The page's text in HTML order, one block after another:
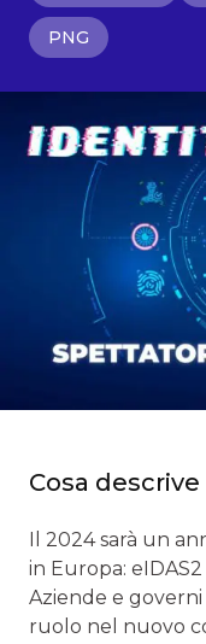
PNG
Cosa
Il 2024 sarà un
in Europa:
Aziende e
ruolo nel nuovo